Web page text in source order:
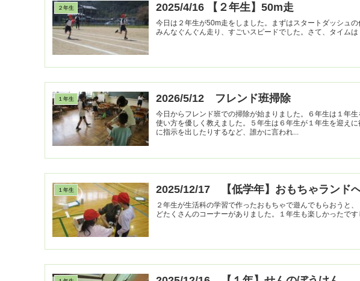
２年生 2025/4/16 【２年生】50m走
今日は２年生が50m走をしました。まずはスタートダッシュ
１年生 2026/5/12 フレンド班掃除
今日からフレンド班での掃除が始まりました。６年生は１年
使い方を優しく教えました。５年生は６年生が１年生を迎え
に指示を出したりするなど、誰かに言われ...
１年生 2025/12/17 【低学年】おもちゃランド
２年生が生活科の学習で作ったおもちゃで遊んでもらおうと